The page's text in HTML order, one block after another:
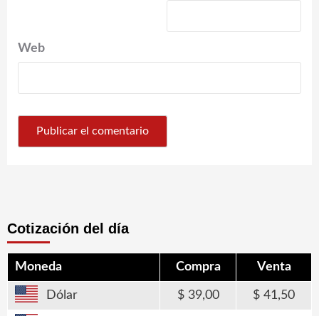
Web
Cotización del día
Moneda Compra Venta
Dólar 39,00 41,50